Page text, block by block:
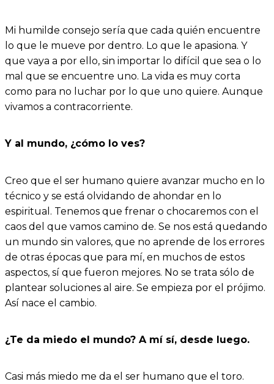
Mi humilde consejo sería que cada quién encuentre
lo que le mueve por dentro. Lo que le apasiona. Y
que vaya a por ello, sin importar lo difícil que sea o lo
mal que se encuentre uno. La vida es muy corta
como para no luchar por lo que uno quiere. Aunque
vivamos a contracorriente.
Y al mundo, ¿cómo lo ves?
Creo que el ser humano quiere avanzar mucho en lo
técnico y se está olvidando de ahondar en lo
espiritual. Tenemos que frenar o chocaremos con el
caos del que vamos camino de. Se nos está quedando
un mundo sin valores, que no aprende de los errores
de otras épocas que para mí, en muchos de estos
aspectos, sí que fueron mejores. No se trata sólo de
plantear soluciones al aire. Se empieza por el prójimo.
Así nace el cambio.
¿Te da miedo el mundo? A mí sí, desde luego.
Casi más miedo me da el ser humano que el toro.